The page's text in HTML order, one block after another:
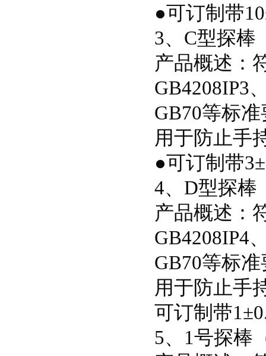
●可订制带
3、C型探棒
产品概述：
GB4208IP3
GB70等标
用于防止手
●可订制带
4、D型探棒
产品概述：
GB4208IP4
GB70等标
用于防止手
可订制带
5、1号探棒